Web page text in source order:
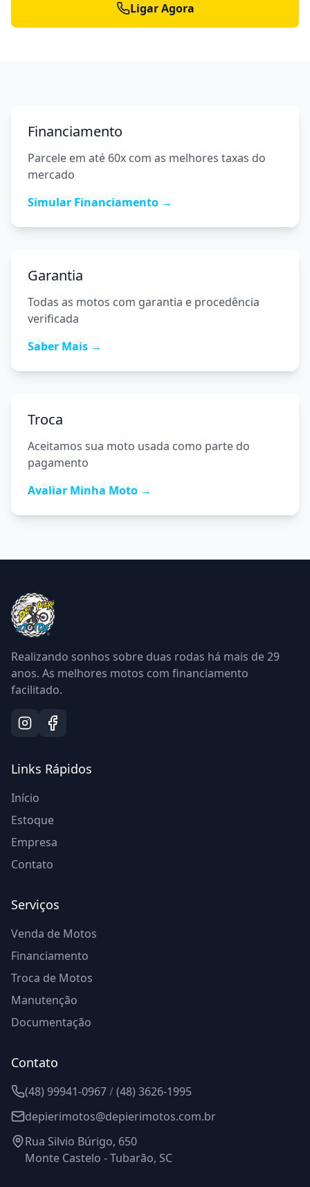
Ligar Agora
Financiamento
Parcele em até 60x com as melhores taxas do
mercado
Simular Financiamento →
Garantia
Todas as motos com garantia e procedência
verificada
Saber Mais →
Troca
Aceitamos sua moto usada como parte do
pagamento
Avaliar Minha Moto →
Realizando sonhos sobre duas rodas há mais de29
anos. As melhores motos com financiamento
facilitado.
Links Rápidos
Início
Estoque
Empresa
Contato
Serviços
Venda de Motos
Financiamento
Troca de Motos
Manutenção
Documentação
Contato
(48) 99941-0967/(48) 3626-1995
depierimotos@depierimotos.com.br
Rua Silvio Búrigo, 650
Monte Castelo - Tubarão, SC